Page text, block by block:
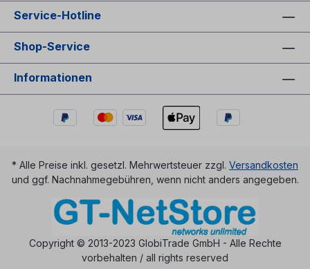
Service-Hotline
Shop-Service
Informationen
* Alle Preise inkl. gesetzl. Mehrwertsteuer zzgl. Versandkosten
und ggf. Nachnahmegebühren, wenn nicht anders angegeben.
Copyright © 2013-2023 GlobiTrade GmbH - Alle Rechte
vorbehalten / all rights reserved